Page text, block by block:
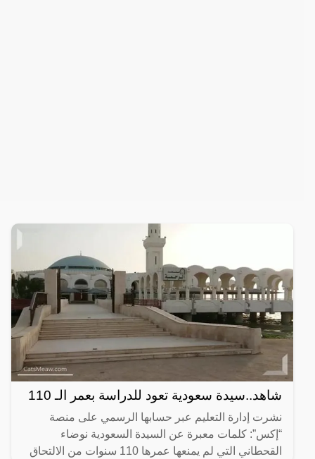
شاهد..سيدة سعودية تعود للدراسة بعمر الـ 110
نشرت إدارة التعليم عبر حسابها الرسمي على منصة
“إكس”: كلمات معبرة عن السيدة السعودية نوضاء
القحطاني التي لم يمنعها عمرها 110 سنوات من الالتحاق